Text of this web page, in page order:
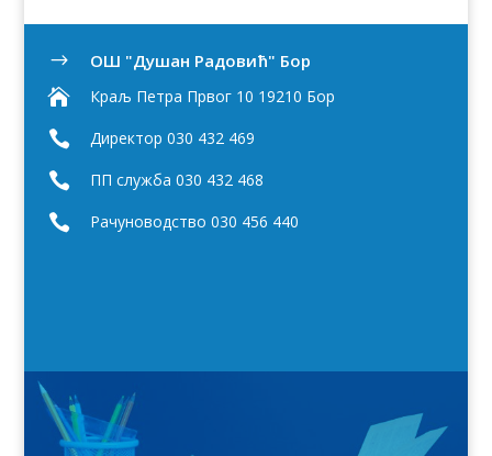
$
OШ "Душан Радовић" Бор

Краљ Петра Првог 10 19210 Бор
 Директор 030 432 469
 ПП служба 030 432 468
 Рачуноводство 030 456 440